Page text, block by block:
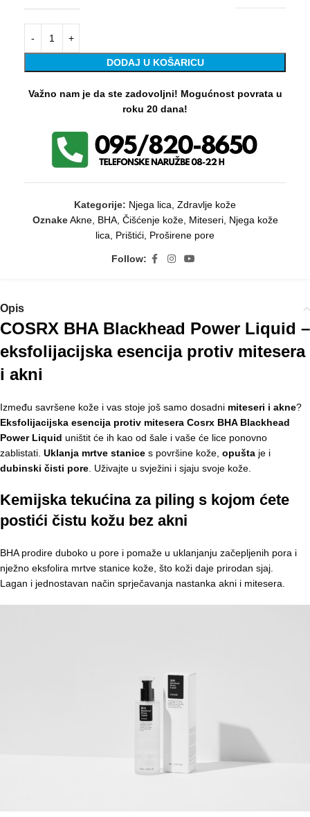
DODAJ U KOŠARICU
Važno nam je da ste zadovoljni! Mogućnost povrata u
roku 20 dana!
Kategorije: Njega lica Zdravlje kože
Oznake Akne, BHA, Čišćenje kože, Miteseri, Njega kože
lica
Prištići Proširene pore
Follow:
Opis
COSRX BHA Blackhead Power Liquid –
eksfolijacijska esencija protiv mitesera
i akni
Između savršene kože i vas stoje još samo dosadni miteseri i akne?
Eksfolijacijska esencija protiv mitesera Cosrx BHA Blackhead
Power Liquid uništit će ih kao od šale i vaše će lice ponovno
zablistati. Uklanja mrtve stanice s površine kože, opušta je i
dubinski čisti pore . Uživajte u svježini i sjaju svoje kože.
Kemijska tekućina za piling s kojom ćete
postići čistu kožu bez akni
BHA prodire duboko u pore i pomaže u uklanjanju začepljenih pora i
nježno eksfolira mrtve stanice kože, što koži daje prirodan sjaj.
Lagan i jednostavan način sprječavanja nastanka akni i mitesera.